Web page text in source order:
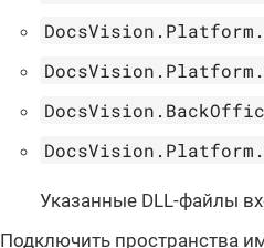
Указанные DLL-файлы
Подключить пространства